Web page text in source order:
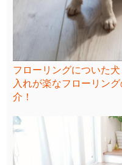
フローリングについた
入れが楽なフローリン
介！